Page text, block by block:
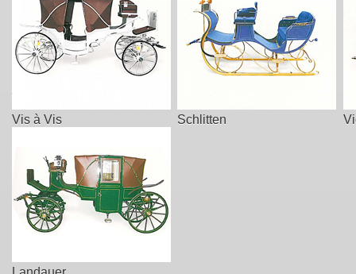
Vis à Vis Schlitten